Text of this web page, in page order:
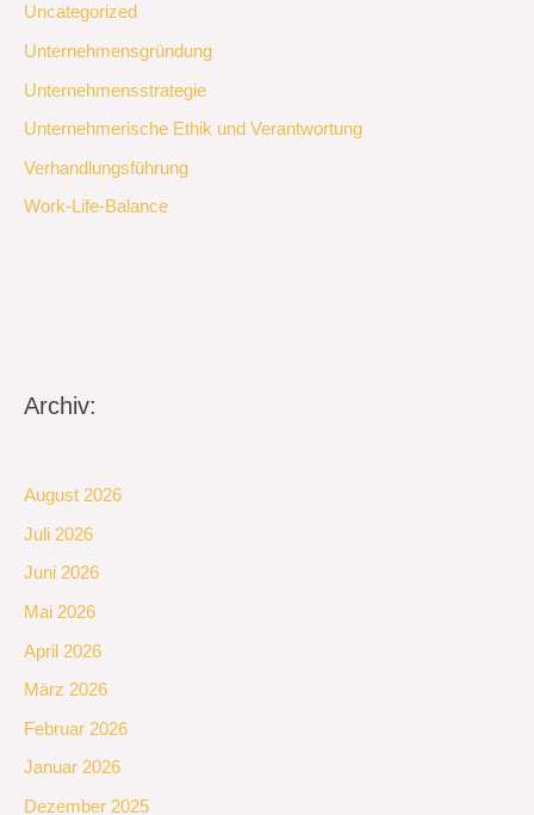
Uncategorized
Unternehmensgründung
Unternehmensstrategie
Unternehmerische Ethik und Verantwortung
Verhandlungsführung
Work-Life-Balance
Archiv:
August 2026
Juli 2026
Juni 2026
Mai 2026
April 2026
März 2026
Februar 2026
Januar 2026
Dezember 2025